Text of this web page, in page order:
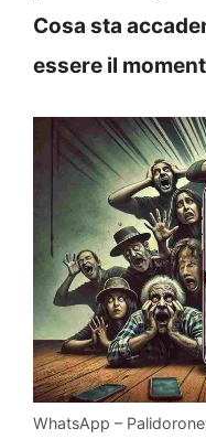
Cosa sta
essere il
WhatsApp –